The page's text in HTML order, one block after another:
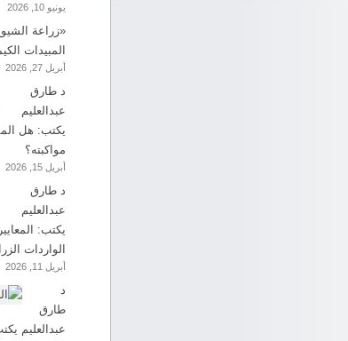
يونيو 10, 2026
«زراعة
المبيدات
أبريل 27, 2026
د طارق
عبدالعليم
يكتب: هل
مواكبته؟
أبريل 15, 2026
د طارق
عبدالعليم
يكتب:
الواردات
أبريل 11, 2026
د
طارق
عبدالعليم